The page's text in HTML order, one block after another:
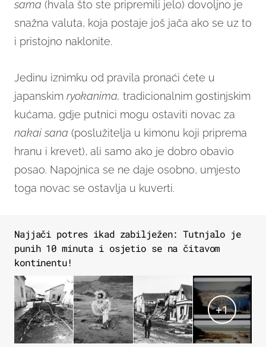
sama (hvala što ste pripremili jelo) dovoljno je
snažna valuta, koja postaje još jača ako se uz to
i pristojno naklonite.
Jedinu iznimku od pravila pronaći ćete u
japanskim ryokanima, tradicionalnim gostinjskim
kućama, gdje putnici mogu ostaviti novac za
nakai sana (poslužitelja u kimonu koji priprema
hranu i krevet), ali samo ako je dobro obavio
posao. Napojnica se ne daje osobno, umjesto
toga novac se ostavlja u kuverti.
Najjači potres ikad zabilježen: Tutnjalo je
punih 10 minuta i osjetio se na čitavom
kontinentu!
+1